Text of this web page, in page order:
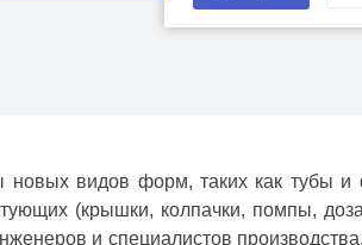
новых видов форм, таких как тубы и
(крышки, колпачки, помпы,
и специалистов